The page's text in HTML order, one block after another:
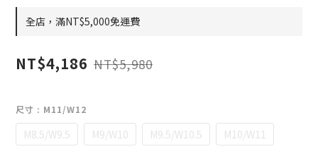
全店，滿NT$5,000免運費
NT$4,186 NT$5,980
尺寸 : M11/W12
M8.5/W9.5 M9/W10 M9.5/W10.5
M10/W11